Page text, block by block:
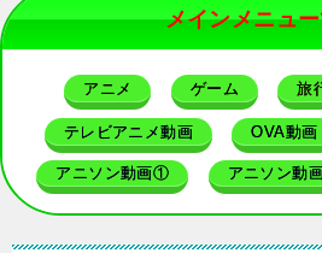
メインメニュ
アニメ ゲーム 旅
テレビアニメ動画 OVA動画
アニソン動画① アニソン動